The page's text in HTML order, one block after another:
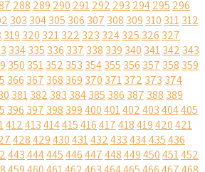
288 289 290 291292 293 294295 296
303 304305 306 307 308 309 310 311312
319 320 321322 323 324325 326 327
334335 336 337 338 339 340 341342 343
350 351352 353 354355 356 357 358 359
366 367 368 369 370 371372 373 374
381382 383 384385 386 387 388 389
396 397 398 399400401402403404405
412413414415416417418419420421
428429430431432433434435436
443444445446447448449450451452